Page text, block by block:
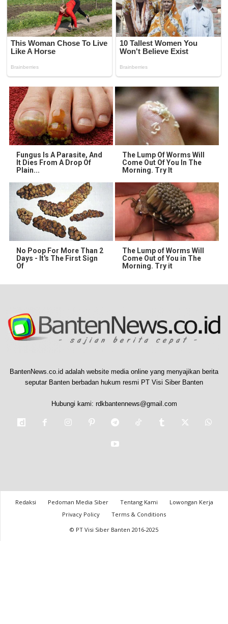
Fungus Is A Parasite, And
It Dies From A Drop Of
Plain...
The Lump Of Worms Will
Come Out Of You In The
Morning. Try It
No Poop For More Than 2
Days - It's The First Sign
Of
The Lump of Worms Will
Come Out of You in The
Morning. Try it
BantenNews.co.id adalah website media online yang menyajikan berita
seputar Banten berbadan hukum resmi PT Visi Siber Banten
Hubungi kami: rdkbantennews@gmail.com
Redaksi Pedoman Media Siber Tentang Kami
Lowongan Kerja
Privacy Policy
Terms & Conditions
© PT Visi Siber Banten 2016-2025